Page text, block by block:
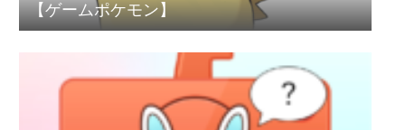
【ゲームポケモン】